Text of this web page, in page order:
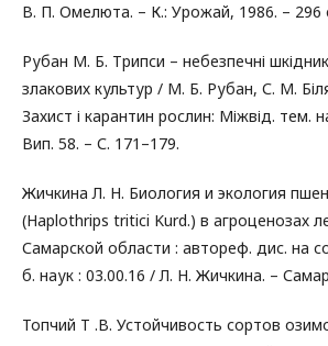
В. П. Омелюта. – К.: Урожай, 1986. – 296
Рубан М. Б. Трипси – небезпечні
злакових культур / М. Б. Рубан, С. М.
Захист і карантин рослин: Міжвід. тем.
Вип. 58. – С. 171–179.
Жичкина Л. Н. Биология и экология
(Haplothrips tritici Kurd.) в агроценозах
Самарской области : автореф. дис. на
б. наук : 03.00.16 / Л. Н. Жичкина. –
Топчий Т .В. Устойчивость сортов